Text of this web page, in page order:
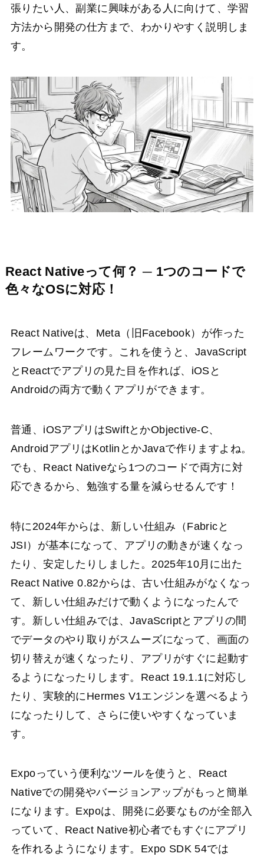
張りたい人、副業に興味がある人に向けて、学習
方法から開発の仕方まで、わかりやすく説明しま
す。
React Nativeって何？ ─ 1つのコードで
色々なOSに対応！
React Nativeは、Meta（旧Facebook）が作った
フレームワークです。これを使うと、JavaScript
とReactでアプリの見た目を作れば、iOSと
Androidの両方で動くアプリができます。
普通、iOSアプリはSwiftとかObjective-C、
AndroidアプリはKotlinとかJavaで作りますよね。
でも、React Nativeなら1つのコードで両方に対
応できるから、勉強する量を減らせるんです！
特に2024年からは、新しい仕組み（Fabricと
JSI）が基本になって、アプリの動きが速くなっ
たり、安定したりしました。2025年10月に出た
React Native 0.82からは、古い仕組みがなくなっ
て、新しい仕組みだけで動くようになったんで
す。新しい仕組みでは、JavaScriptとアプリの間
でデータのやり取りがスムーズになって、画面の
切り替えが速くなったり、アプリがすぐに起動す
るようになったりします。React 19.1.1に対応し
たり、実験的にHermes V1エンジンを選べるよう
になったりして、さらに使いやすくなっていま
す。
Expoっていう便利なツールを使うと、React
Nativeでの開発やバージョンアップがもっと簡単
になります。Expoは、開発に必要なものが全部入
っていて、React Native初心者でもすぐにアプリ
を作れるようになります。Expo SDK 54では